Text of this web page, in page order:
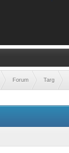
Forum Targ